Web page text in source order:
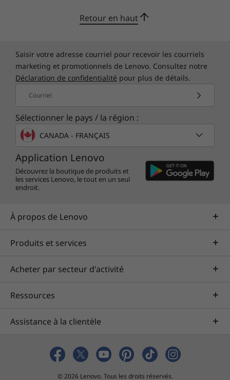
Retour en haut
Saisir votre adresse courriel pour recevoir les courriels
marketing et promotionnels de Lenovo. Consultez notre
Déclaration de confidentialité pour plus de détails.
Courriel
Sélectionner le pays / la région :
CANADA - FRANÇAIS
Application Lenovo
Découvrez la boutique de produits et
les services Lenovo, le tout en un seul
endroit.
À propos de Lenovo
Produits et services
Acheter par secteur d'activité
Ressources
Assistance à la clientèle
© 2026 Lenovo. Tous les droits réservés.